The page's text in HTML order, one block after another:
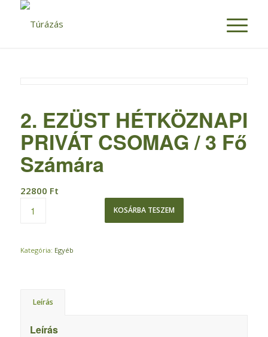
2. EZÜST HÉTKÖZNAPI
PRIVÁT CSOMAG / 3 Fő
Számára
22800 Ft
KOSÁRBA TESZEM
Kategória: Egyéb
Leírás
Leírás